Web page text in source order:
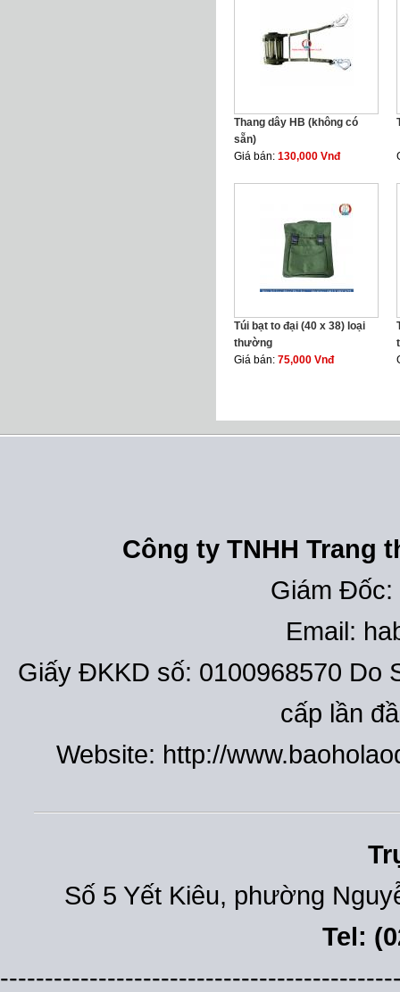
Thang dây HB (không có
sẵn)
Giá bán: 130,000 Vnđ
Túi bạt to đại (40 x 38) loại
thường
Giá bán: 75,000 Vnđ
Công ty TNHH Trang
Giám Đốc:
Email:
Giấy ĐKKD số: 0100968570 Do
cấp lần
Website: http://
Số 5 Yết Kiêu, phường
Tel: